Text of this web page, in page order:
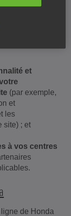
fonction de vos
et
(par exemple,
et
les
site) ; et
à vos centres
de Honda